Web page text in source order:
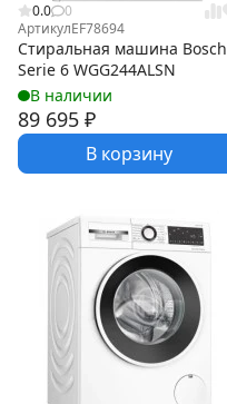
0.0
0
АртикулEF78694
Стиральная машина Bosch
Serie 6 WGG244ALSN
В наличии
89 695 ₽
В корзину